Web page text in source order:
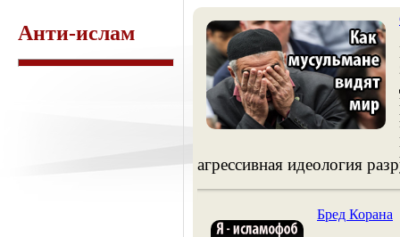
Анти-ислам
агрессивная идеология
Бред Корана